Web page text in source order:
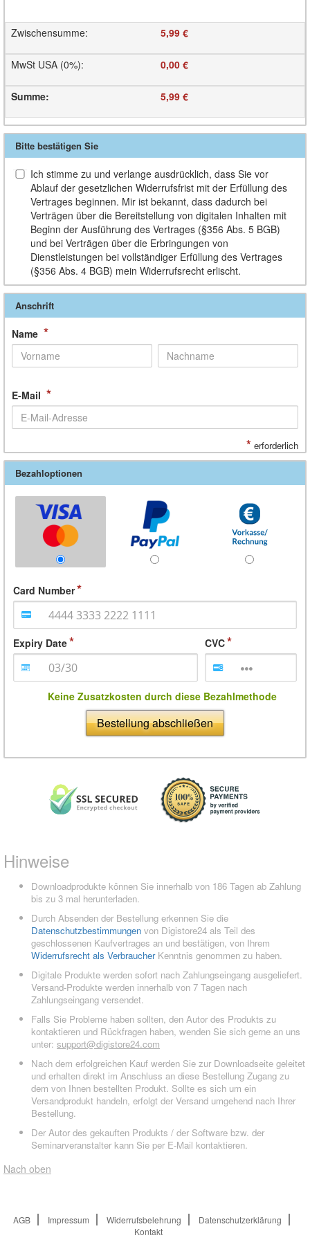
Zwischensumme: 5,99 €
MwSt USA (0%): 0,00 €
Summe: 5,99 €
Bitte bestätigen Sie
Ich stimme zu und verlange ausdrücklich, dass Sie vor
Ablauf der gesetzlichen Widerrufsfrist mit der Erfüllung des
Vertrages beginnen. Mir ist bekannt, dass dadurch bei
Verträgen über die Bereitstellung von digitalen Inhalten mit
Beginn der Ausführung des Vertrages (§356 Abs. 5 BGB)
und bei Verträgen über die Erbringungen von
Dienstleistungen bei vollständiger Erfüllung des Vertrages
(§356 Abs. 4 BGB) mein Widerrufsrecht erlischt.
Anschrift
Name *
E-Mail *
* erforderlich
Bezahloptionen
Card Number
Expiry Date CVC
Keine Zusatzkosten durch diese Bezahlmethode
Bestellung abschließen
Hinweise
Downloadprodukte können Sie innerhalb von 186 Tagen ab Zahlung
bis zu 3 mal herunterladen.
Durch Absenden der Bestellung erkennen Sie die
Datenschutzbestimmungen von Digistore24 als Teil des
geschlossenen Kaufvertrages an und bestätigen, von Ihrem
Widerrufsrecht als VerbraucherKenntnis genommen zu haben.
Digitale Produkte werden sofort nach Zahlungseingang ausgeliefert.
Versand-Produkte werden innerhalb von 7 Tagen nach
Zahlungseingang versendet.
Falls Sie Probleme haben sollten, den Autor des Produkts zu
kontaktieren und Rückfragen haben, wenden Sie sich gerne an uns
unter: support@digistore24.com
Nach dem erfolgreichen Kauf werden Sie zur Downloadseite geleitet
und erhalten direkt im Anschluss an diese Bestellung Zugang zu
dem von Ihnen bestellten Produkt. Sollte es sich um ein
Versandprodukt handeln, erfolgt der Versand umgehend nach Ihrer
Bestellung.
Der Autor des gekauften Produkts / der Software bzw. der
Seminarveranstalter kann Sie per E-Mail kontaktieren.
Nach oben
AGB Impressum Widerrufsbelehrung
Datenschutzerklärung
Kontakt